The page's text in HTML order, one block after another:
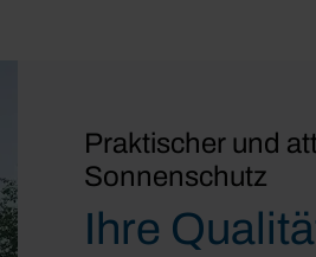
Praktischer und
Sonnenschutz
Ihre